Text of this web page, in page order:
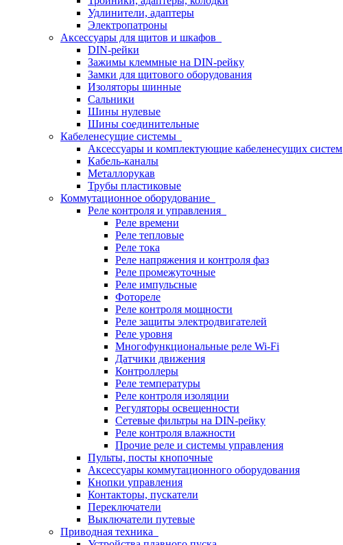
Удлинители, адаптеры
Электропатроны
Аксессуары для щитов и шкафов
DIN-рейки
Зажимы клеммные на DIN-рейку
Замки для щитового оборудования
Изоляторы шинные
Сальники
Шины нулевые
Шины соединительные
Кабеленесущие системы
Аксессуары и комплектующие кабеленесущих систем
Кабель-каналы
Металлорукав
Трубы пластиковые
Коммутационное оборудование
Реле контроля и управления
Реле времени
Реле тепловые
Реле тока
Реле напряжения и контроля фаз
Реле промежуточные
Реле импульсные
Фотореле
Реле контроля мощности
Реле защиты электродвигателей
Реле уровня
Многофункциональные реле Wi-Fi
Датчики движения
Контроллеры
Реле температуры
Реле контроля изоляции
Регуляторы освещенности
Сетевые фильтры на DIN-рейку
Реле контроля влажности
Прочие реле и системы управления
Пульты, посты кнопочные
Аксессуары коммутационного оборудования
Кнопки управления
Контакторы, пускатели
Переключатели
Выключатели путевые
Приводная техника